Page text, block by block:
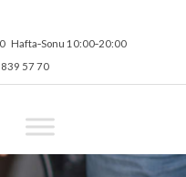
Hafta‑Sonu 10:00‑20:00
57 70